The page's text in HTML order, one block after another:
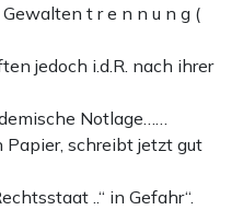
t r e n n u n g (
jedoch i.d.R. nach ihrer
Notlage……
Papier, schreibt jetzt gut
..“ in Gefahr“.